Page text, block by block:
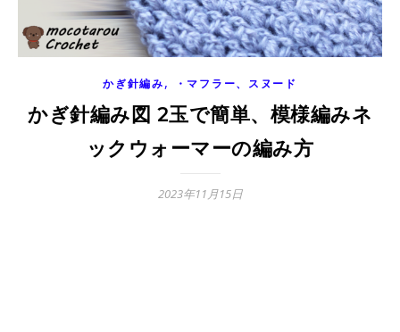
かぎ針編み, ・マフラー、スヌード
かぎ針編み図 2玉で簡単、模様編みネ
ックウォーマーの編み方
2023年11月15日